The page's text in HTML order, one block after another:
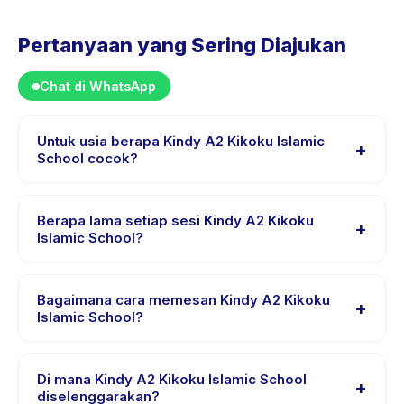
Pertanyaan yang Sering Diajukan
Chat di WhatsApp
Untuk usia berapa Kindy A2 Kikoku Islamic
School cocok?
+
usia 2 sampai 7 tahun. Instruktur menyesuaikan
program untuk berbagai tingkat kemampuan dalam
Berapa lama setiap sesi Kindy A2 Kikoku
Islamic School?
+
sesuai paket. Cek detail aktivitas untuk waktu pasti.
Bagaimana cara memesan Kindy A2 Kikoku
Islamic School?
+
Kikoku Islamic School, pilih tanggal dan paket yang
diinginkan, lalu pesan secara instan. Anda akan
Di mana Kindy A2 Kikoku Islamic School
diselenggarakan?
+